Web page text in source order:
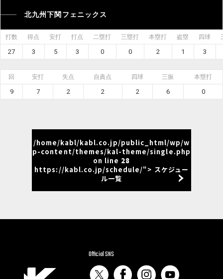
北九州下関フェニックス
打数 得点 安打 打点 二塁打 三塁打 本塁打 盗塁 四球
27 3 5 3 0 0 2 1 3
回 安打 失点 自責点 四球 三振 本塁打
9 7 2 2 2 6 0
/home/kabl/kabl.co.jp/public_html/wp/w
p-content/themes/kal-theme/single.php
on line 28
https://kabl.co.jp/schedule/"> スケジュー
ル一覧
Official SNS